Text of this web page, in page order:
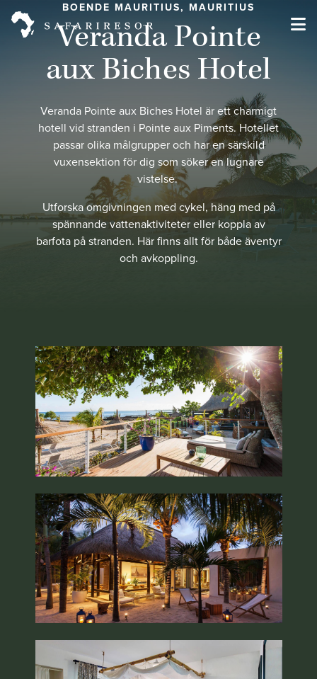
BOENDE MAURITIUS, MAURITIUS
Veranda Pointe
aux Biches Hotel
Veranda Pointe aux Biches Hotel är ett charmigt
hotell vid stranden i Pointe aux Piments. Hotellet
passar olika målgrupper och har en särskild
vuxensektion för dig som söker en lugnare
vistelse.
Utforska omgivningen med cykel, häng med på
spännande vattenaktiviteter eller koppla av
barfota på stranden. Här finns allt för både äventyr
och avkoppling.